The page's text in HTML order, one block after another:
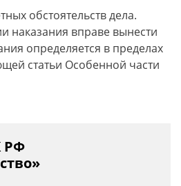
обстоятельств дела.
наказания вправе вынести
определяется в пределах
статьи Особенной части
РФ